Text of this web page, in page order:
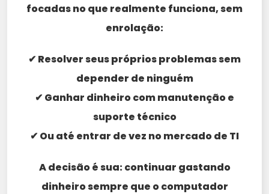
focadas no que realmente funciona, sem
enrolação:
✔ Resolver seus próprios problemas sem
depender de ninguém
✔ Ganhar dinheiro com manutenção e
suporte técnico
✔ Ou até entrar de vez no mercado de TI
A decisão é sua: continuar gastando
dinheiro sempre que o computador